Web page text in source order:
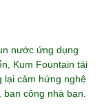
nước ứng dụng
Kum Fountain tái
lại cảm hứng nghệ
công nhà bạn.